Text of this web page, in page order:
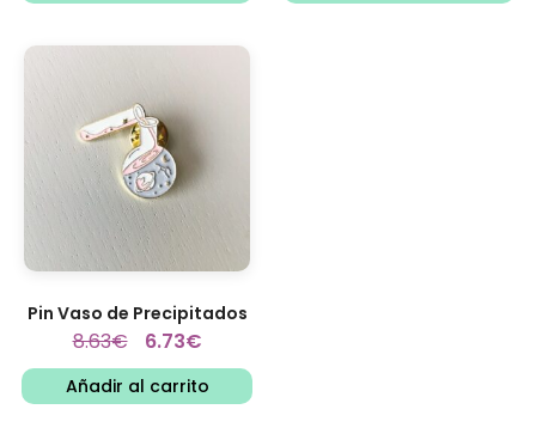
Pin Vaso de Precipitados
8.63€ 6.73€
Añadir al carrito